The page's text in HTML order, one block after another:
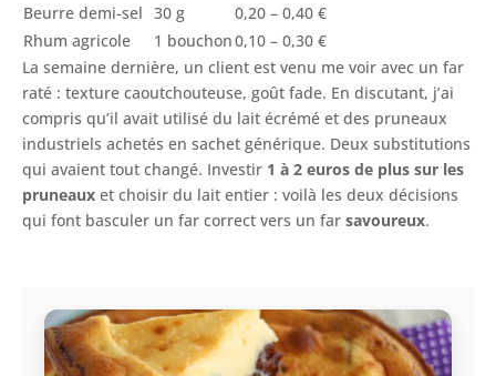
Beurre demi-sel 30 g
0,20 – 0,40 €
Rhum agricole
1 bouchon0,10 – 0,30 €
La semaine dernière, un client est venu me voir avec un far
raté : texture caoutchouteuse, goût fade. En discutant, j’ai
compris qu’il avait utilisé du lait écrémé et des pruneaux
industriels achetés en sachet générique. Deux substitutions
qui avaient tout changé. Investir 1 à 2 euros de plus sur les
pruneaux et choisir du lait entier : voilà les deux décisions
qui font basculer un far correct vers un far savoureux.